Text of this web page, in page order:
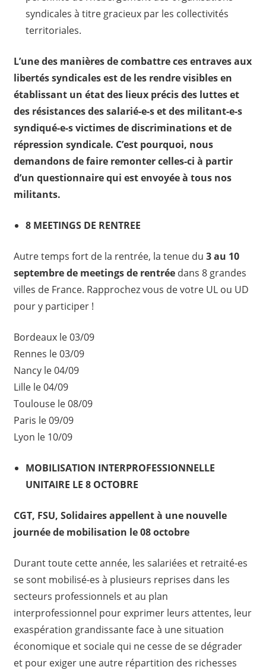
syndicales à titre gracieux par les collectivités
territoriales.
L’une des manières de combattre ces entraves aux
libertés syndicales est de les rendre visibles en
établissant un état des lieux précis des luttes et
des résistances des salarié-e-s et des militant-e-s
syndiqué-e-s victimes de discriminations et de
répression syndicale. C’est pourquoi, nous
demandons de faire remonter celles-ci à partir
d’un questionnaire qui est envoyée à tous nos
militants.
8 MEETINGS DE RENTREE
Autre temps fort de la rentrée, la tenue du 3 au 10
septembre de meetings de rentréedans 8 grandes
villes de France. Rapprochez vous de votre UL ou UD
pour y participer !
Bordeaux le 03/09
Rennes le 03/09
Nancy le 04/09
Lille le 04/09
Toulouse le 08/09
Paris le 09/09
Lyon le 10/09
MOBILISATION INTERPROFESSIONNELLE
UNITAIRE LE 8 OCTOBRE
CGT, FSU, Solidaires appellent à une nouvelle
journée de mobilisation le 08 octobre
Durant toute cette année, les salariées et retraité-es
se sont mobilisé-es à plusieurs reprises dans les
secteurs professionnels et au plan
interprofessionnel pour exprimer leurs attentes, leur
exaspération grandissante face à une situation
économique et sociale qui ne cesse de se dégrader
et pour exiger une autre répartition des richesses